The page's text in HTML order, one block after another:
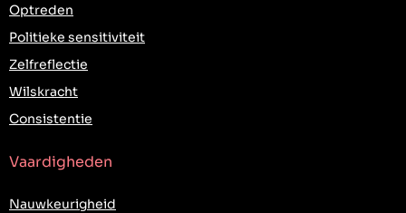
Optreden
Politieke sensitiviteit
Zelfreflectie
Wilskracht
Consistentie
Vaardigheden
Nauwkeurigheid